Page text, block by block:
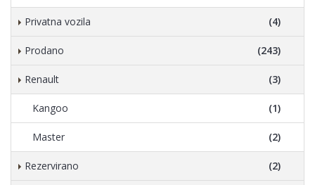
Privatna vozila (4)
Prodano (243)
Renault (3)
Kangoo (1)
Master (2)
Rezervirano (2)